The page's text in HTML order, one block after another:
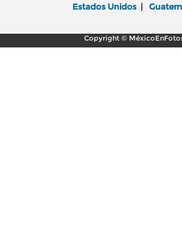
Estados Unidos |
Copyright ©